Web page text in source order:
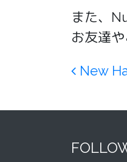
また、
お友達
Post
New